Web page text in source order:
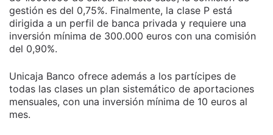
gestión es del 0,75%. Finalmente, la clase P está
dirigida a un perfil de banca privada y requiere una
inversión mínima de 300.000 euros con una comisión
del 0,90%.
Unicaja Banco ofrece además a los partícipes de
todas las clases un plan sistemático de aportaciones
mensuales, con una inversión mínima de 10 euros al
mes.